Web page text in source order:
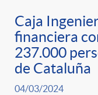
Caja
financiera
237.000
de Cataluña
04/03/2024